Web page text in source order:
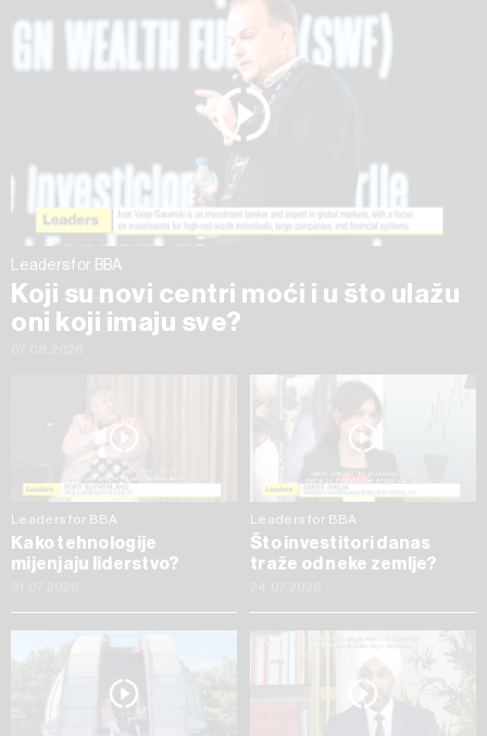
na „Prikaži detalje“. Privolu možete u bilo kojem trenutku
povući bez negativnih posljedica.
Leaders for BBA
Koji su novi centri moći i u što ulažu
oni koji imaju sve?
Leaders for BBA
Kako tehnologije
mijenjaju liderstvo?
Leaders for BBA
Što investitori danas
traže od neke zemlje?